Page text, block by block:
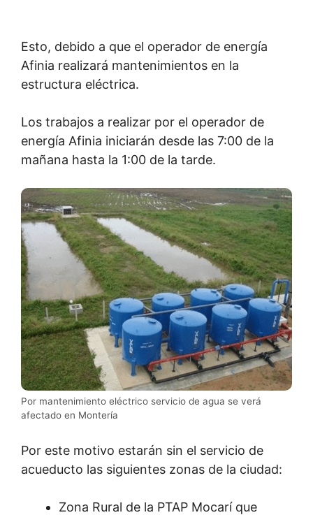
Esto, debido a que el operador de energía
Afinia realizará mantenimientos en la
estructura eléctrica.
Los trabajos a realizar por el operador de
energía Afinia iniciarán desde las 7:00 de la
mañana hasta la 1:00 de la tarde.
Por mantenimiento eléctrico servicio de agua se verá
afectado en Montería
Por este motivo estarán sin el servicio de
acueducto las siguientes zonas de la ciudad:
Zona Rural de la PTAP Mocarí que